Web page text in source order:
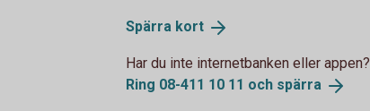
Spärra kort
Har du inte internetbanken eller appen?
Ring 08-411 10 11 och spärra